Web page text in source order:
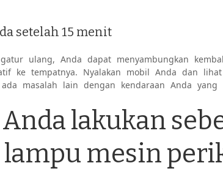
setelah 15 menit
ulang, Anda dapat menyambungkan
ke tempatnya. Nyalakan mobil Anda dan
masalah lain dengan kendaraan Anda
lakukan
mesin